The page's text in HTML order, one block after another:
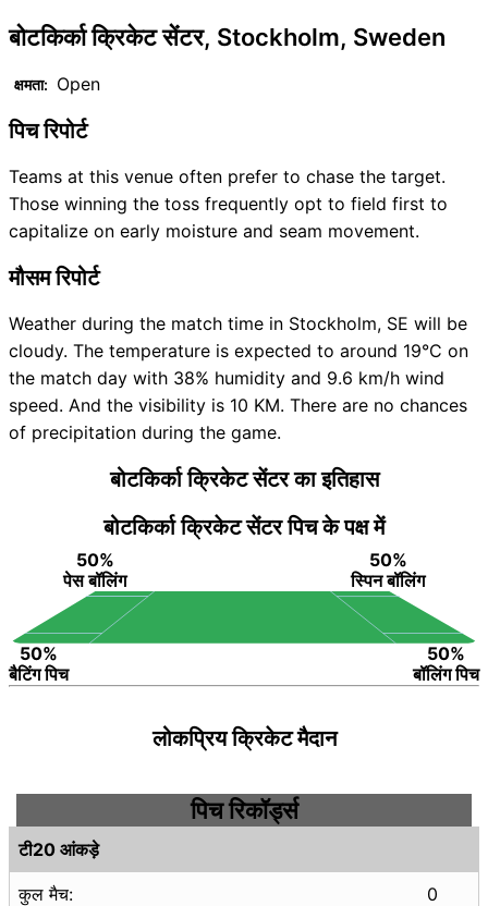
बोटकिर्का क्रिकेट सेंटर, Stockholm, Sweden
क्षमता: Open
पिच रिपोर्ट
Teams at this venue often prefer to chase the target.
Those winning the toss frequently opt to field first to
capitalize on early moisture and seam movement.
मौसम रिपोर्ट
Weather during the match time in Stockholm, SE will be
cloudy. The temperature is expected to around 19°C on
the match day with 38% humidity and 9.6 km/h wind
speed. And the visibility is 10 KM. There are no chances
of precipitation during the game.
बोटकिर्का क्रिकेट सेंटर का इतिहास
बोटकिर्का क्रिकेट सेंटर पिच के पक्ष में
50%
पेस बॉलिंग
50%
स्पिन बॉलिंग
50%
बैटिंग पिच
50%
बॉलिंग पिच
लोकप्रिय क्रिकेट मैदान
पिच रिकॉर्ड्स
टी20 आंकड़े
कुल मैच: 0